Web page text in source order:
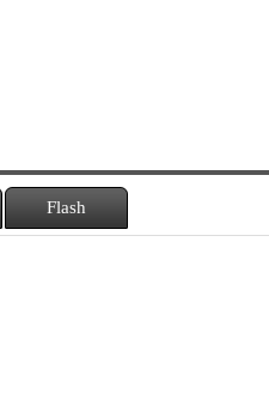
Flash